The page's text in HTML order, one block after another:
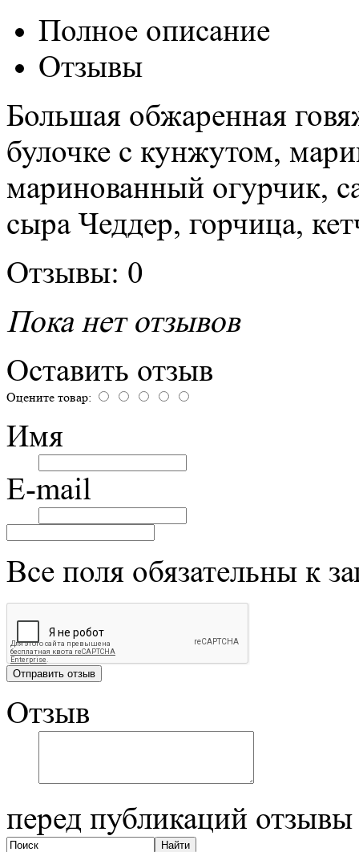
Полное описание
Отзывы
Большая обжаренная
булочке с кунжутом,
маринованный огурчик,
сыра Чеддер, горчица,
Отзывы: 0
Пока нет отзывов
Оставить отзыв
Оцените товар:
Имя
E-mail
Все поля обязательны к
Отзыв
перед публикаций